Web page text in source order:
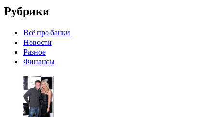
Рубрики
Всё про банки
Новости
Разное
Финансы